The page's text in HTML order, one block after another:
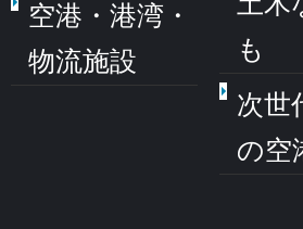
空港・港湾・
物流施設
も
次世
の